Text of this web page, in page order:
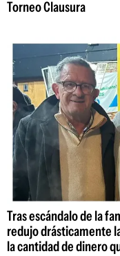
Torneo Clausura
Tras escándalo de la
redujo drásticamente
la cantidad de dinero